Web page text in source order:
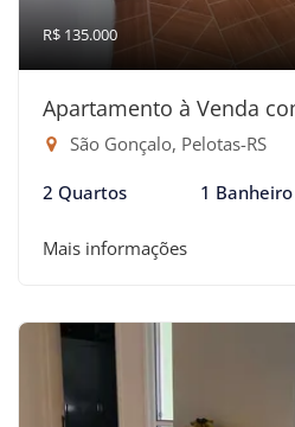
R$ 135.000
Apartamento à Venda
São Gonçalo, Pelotas-RS
2 Quartos 1 Banheiro
Mais informações